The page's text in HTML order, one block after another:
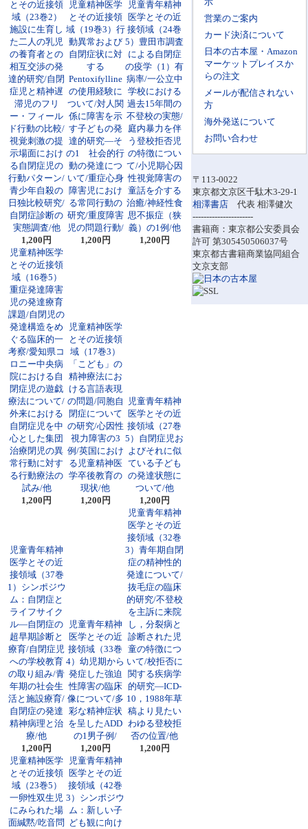
営業のご案内
カード決済について
日本の古本屋・Amazon
マーケットプレイスか
らの注文
メールが配信されない
方
海外発送について
お問い合わせ
〒113-0022
東京都文京区千駄木3-29-1
相澤書店 代表 相澤健次
----------------------
書籍商：東京都公安委員会
許可 第305450506037号
東京都古書籍商業協同組合
文京支部
とその近接領
域（23巻2）
施設に生育し
た二人の乳児
の養育者との
相互交渉の発
達的研究/自閉
症児と精神遅
滞児のフリ
ー・フィール
ド行動の比較/
視覚刺激の提
示場面におけ
る自閉症児の
行動パターン/
青少年自殺の
日独比較研究/
自閉症診断の
実態調査/他
1,200円
児童精神医学
とその近接領
域（19巻3）行
動異常および
自閉症状に対
する
Pentoxifylline
の使用経験に
ついて/対人関
係に障害を示
す子どもの発
達的研究―そ
の1 社会的行
動の発達につ
いて/重症心身
障害児におけ
る常同行動の
研究/重度障害
児の問題行動/
1,200円
児童青年精神
医学とその近
接領域（24巻
5）豊田市調査
による自閉症
の疫学（1）有
病率/一公立中
学校における
過去15年間の
不登校の実態/
庭内暴力を伴
う登校拒否児
の特徴につい
て/小児期心因
性視覚障害の
童話を介する
治癒/神経性食
思不振症（狭
義）の1例/他
1,200円
児童精神医学
とその近接領
域（16巻5）
重症発達障害
児の発達療育
課題/自閉児の
発達構造をめ
ぐる臨床的一
考察/愛知県コ
ロニー中央病
院における自
閉症児の遊戯
療法について/
外来における
自閉症児を中
心とした集団
治療閉児の異
常行動に対す
る行動療法の
試み/他
1,200円
児童精神医学
とその近接領
域（17巻3）
「こども」の
精神療法にお
ける言語表現
の問題/同胞自
閉症について
の研究/心因性
視力障害の3
例/英国におけ
る児童精神医
学卒後教育の
現状/他
1,200円
児童青年精神
医学とその近
接領域（27巻
5）自閉症児お
よびそれに似
ている子ども
の発達状態に
ついて/他
1,200円
児童青年精神
医学とその近
接領域（37巻
1）シンポジウ
ム：自閉症と
ライフサイク
ル―自閉症の
超早期診断と
療育/自閉症児
への学校教育
の取り組み/青
年期の社会生
活と施設療育/
自閉症の発達
精神病理と治
療/他
1,200円
児童青年精神
医学とその近
接領域（33巻
4）幼児期から
発症した強迫
性障害の臨床
像について/多
彩な精神症状
を呈したADD
の1男子例/
1,200円
児童青年精神
医学とその近
接領域（32巻
3）青年期自閉
症の精神性的
発達について/
抜毛症の臨床
的研究/不登校
を主訴に来院
し，分裂病と
診断された児
童の特徴につ
いて/校拒否に
関する疾病学
的研究―ICD-
10，1988年草
稿より見たい
わゆる登校拒
否の位置/他
1,200円
児童精神医学
とその近接領
域（23巻5）
一卵性双生児
にみられた場
面緘黙/吃音問
児童青年精神
医学とその近
接領域（42巻
3）シンポジウ
ム：新しい子
ども観に向け